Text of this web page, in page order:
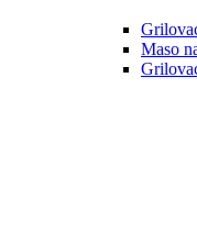
Maso